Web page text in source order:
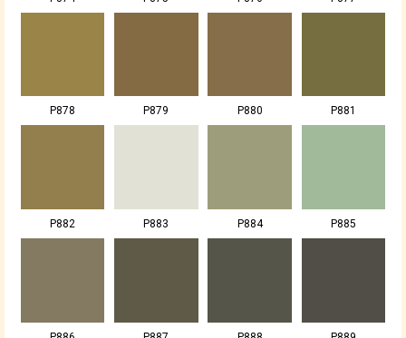
P878 P879 P880 P881
P882 P883 P884 P885